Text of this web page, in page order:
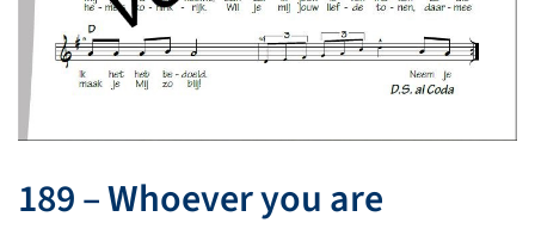
189 – Whoever you are